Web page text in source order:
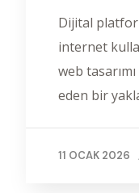
Dijital
internet
web
eden bir
11 OCAK 2026